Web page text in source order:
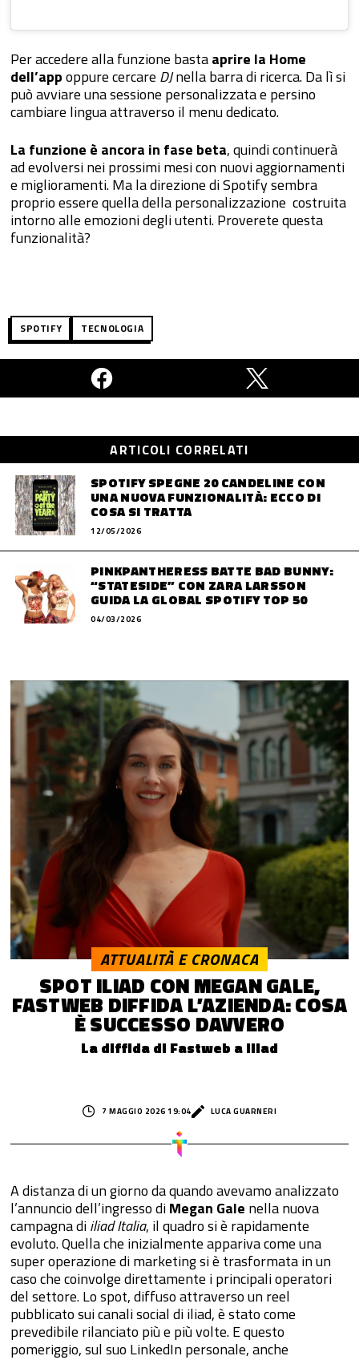
Per accedere alla funzione bastaaprire la Home
dell’appoppure cercare DJnella barra di ricerca. Da lì si
può avviare una sessione personalizzata e persino
cambiare lingua attraverso il menu dedicato.
La funzione è ancora in fase beta, quindi continuerà
ad evolversi nei prossimi mesi con nuovi aggiornamenti
e miglioramenti. Ma la direzione di Spotify sembra
proprio essere quella della personalizzazione costruita
intorno alle emozioni degli utenti. Proverete questa
funzionalità?
SPOTIFY TECNOLOGIA
ARTICOLI CORRELATI
SPOTIFY SPEGNE 20 CANDELINE CON
UNA NUOVA FUNZIONALITÀ: ECCO DI
COSA SI TRATTA
12/05/2026
PINKPANTHERESS BATTE BAD BUNNY:
“STATESIDE” CON ZARA LARSSON
GUIDA LA GLOBAL SPOTIFY TOP 50
04/03/2026
SPOT ILIAD CON MEGAN GALE,
FASTWEB DIFFIDA L’AZIENDA: COSA
È SUCCESSO DAVVERO
La diffida di Fastweb a iliad
ATTUALITÀ E CRONACA
7 MAGGIO 2026 19:04 LUCA GUARNERI
A distanza di un giorno da quando avevamo analizzato
l’annuncio dell’ingresso diMegan Gale nella nuova
campagna diiliad Italia, il quadro si è rapidamente
evoluto. Quella che inizialmente appariva come una
super operazione di marketing si è trasformata in un
caso che coinvolge direttamente i principali operatori
del settore. Lo spot, diffuso attraverso un reel
pubblicato sui canali social di iliad, è stato come
prevedibile rilanciato più e più volte. E questo
pomeriggio, sul suo LinkedIn personale, anche